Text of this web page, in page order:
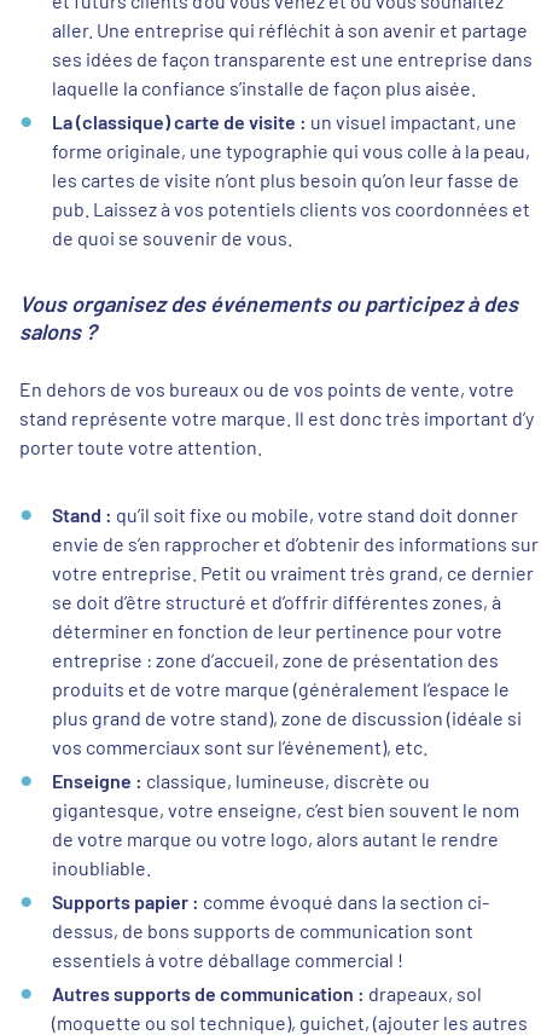
aller. Une entreprise qui réfléchit à son avenir et partage
ses idées de façon transparente est une entreprise dans
laquelle la confiance s’installe de façon plus aisée.
La (classique) carte de visite : un visuel impactant, une
forme originale, une typographie qui vous colle à la peau,
les cartes de visite n’ont plus besoin qu’on leur fasse de
pub. Laissez à vos potentiels clients vos coordonnées et
de quoi se souvenir de vous.
Vous organisez des événements ou participez à des
salons ?
En dehors de vos bureaux ou de vos points de vente, votre
stand représente votre marque. Il est donc très important d’y
porter toute votre attention.
Stand : qu’il soit fixe ou mobile, votre stand doit donner
envie de s’en rapprocher et d’obtenir des informations sur
votre entreprise. Petit ou vraiment très grand, ce dernier
se doit d’être structuré et d’offrir différentes zones, à
déterminer en fonction de leur pertinence pour votre
entreprise : zone d’accueil, zone de présentation des
produits et de votre marque (généralement l’espace le
plus grand de votre stand), zone de discussion (idéale si
vos commerciaux sont sur l’événement), etc.
Enseigne : classique, lumineuse, discrète ou
gigantesque, votre enseigne, c’est bien souvent le nom
de votre marque ou votre logo, alors autant le rendre
inoubliable.
Supports papier : comme évoqué dans la section ci-
dessus, de bons supports de communication sont
essentiels à votre déballage commercial !
Autres supports de communication : drapeaux, sol
(moquette ou sol technique), guichet, (ajouter les autres